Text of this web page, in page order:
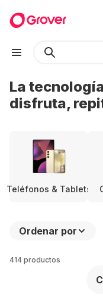
La
disfruta,
Teléfonos & Tablets
Ordenar por
414 productos